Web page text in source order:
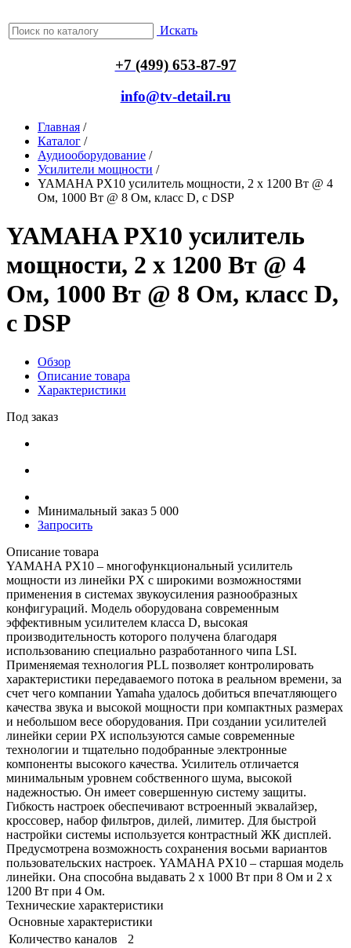
Искать
+7 (499) 653-87-97
info@tv-detail.ru
Главная /
Каталог /
Аудиооборудование /
Усилители мощности /
YAMAHA PX10 усилитель мощности, 2 x 1200 Вт @ 4
Ом, 1000 Вт @ 8 Ом, класс D, с DSP
YAMAHA PX10 усилитель
мощности, 2 x 1200 Вт @ 4
Ом, 1000 Вт @ 8 Ом, класс D,
с DSP
Обзор
Описание товара
Характеристики
Под заказ
Минимальный заказ 5 000
Запросить
Описание товара
YAMAHA PX10 – многофункциональный усилитель
мощности из линейки PX с широкими возможностями
применения в системах звукоусиления разнообразных
конфигураций. Модель оборудована современным
эффективным усилителем класса D, высокая
производительность которого получена благодаря
использованию специально разработанного чипа LSI.
Применяемая технология PLL позволяет контролировать
характеристики передаваемого потока в реальном времени, за
счет чего компании Yamaha удалось добиться впечатляющего
качества звука и высокой мощности при компактных размерах
и небольшом весе оборудования. При создании усилителей
линейки серии PX используются самые современные
технологии и тщательно подобранные электронные
компоненты высокого качества. Усилитель отличается
минимальным уровнем собственного шума, высокой
надежностью. Он имеет совершенную систему защиты.
Гибкость настроек обеспечивают встроенный эквалайзер,
кроссовер, набор фильтров, дилей, лимитер. Для быстрой
настройки системы используется контрастный ЖК дисплей.
Предусмотрена возможность сохранения восьми вариантов
пользовательских настроек. YAMAHA PX10 – старшая модель
линейки. Она способна выдавать 2 х 1000 Вт при 8 Ом и 2 х
1200 Вт при 4 Ом.
Технические характеристики
Основные характеристики
Количество каналов
2